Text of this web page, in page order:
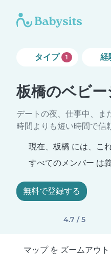
タイプ 1 経
板橋のベビ
デートの夜、仕事中、ま
時間よりも短い時間で信
現在、板橋 には、こ
すべてのメンバー は
無料で登録する
4.7 / 5
マップ を ズームアウ